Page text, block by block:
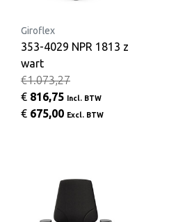
Giroflex
353-4029 NPR 1813 z
wart
€1.073,27
€ 816,75 Incl. BTW
€ 675,00 Excl. BTW